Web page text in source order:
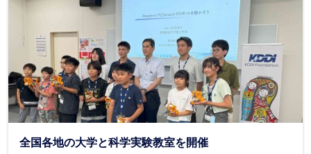
全国各地の大学と科学実験教室を開催